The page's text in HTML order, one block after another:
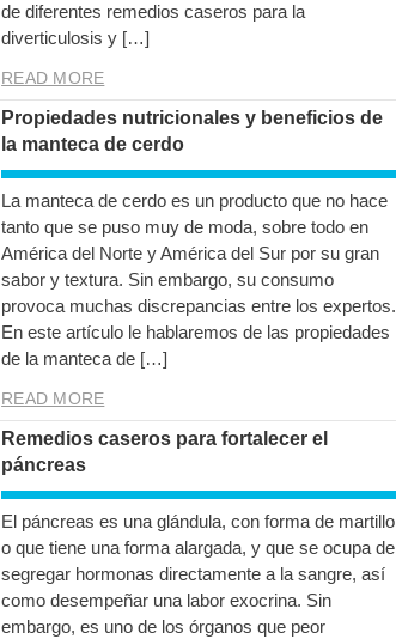
de diferentes remedios caseros para la
diverticulosis y […]
READ MORE
Propiedades nutricionales y beneficios de
la manteca de cerdo
La manteca de cerdo es un producto que no hace
tanto que se puso muy de moda, sobre todo en
América del Norte y América del Sur por su gran
sabor y textura. Sin embargo, su consumo
provoca muchas discrepancias entre los expertos.
En este artículo le hablaremos de las propiedades
de la manteca de […]
READ MORE
Remedios caseros para fortalecer el
páncreas
El páncreas es una glándula, con forma de martillo
o que tiene una forma alargada, y que se ocupa de
segregar hormonas directamente a la sangre, así
como desempeñar una labor exocrina. Sin
embargo, es uno de los órganos que peor